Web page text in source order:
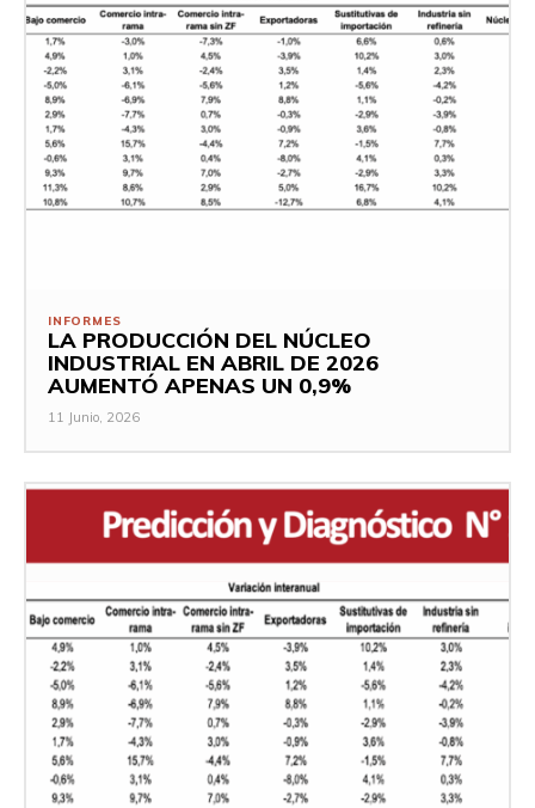
INFORMES
LA PRODUCCIÓN DEL NÚCLEO
INDUSTRIAL EN ABRIL DE 2026
AUMENTÓ APENAS UN 0,9%
11 Junio, 2026